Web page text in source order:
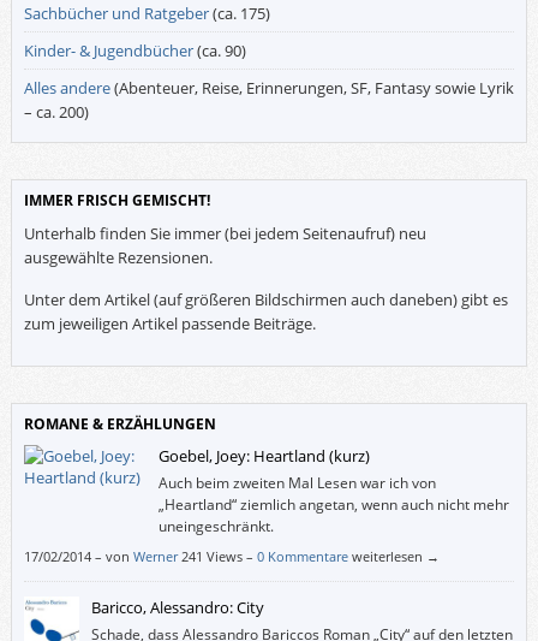
Sachbücher und Ratgeber(ca. 175)
Kinder- & Jugendbücher(ca. 90)
Alles andere(Abenteuer, Reise, Erinnerungen, SF, Fantasy sowie Lyrik
– ca. 200)
IMMER FRISCH GEMISCHT!
Unterhalb finden Sie immer (bei jedem Seitenaufruf) neu
ausgewählte Rezensionen.
Unter dem Artikel (auf größeren Bildschirmen auch daneben) gibt es
zum jeweiligen Artikel passende Beiträge.
ROMANE & ERZÄHLUNGEN
Goebel, Joey: Heartland (kurz)
Auch beim zweiten Mal Lesen war ich von
„Heartland“ ziemlich angetan, wenn auch nicht mehr
uneingeschränkt.
17/02/2014– von Werner 241 Views – 0 Kommentare weiterlesen →
Baricco, Alessandro: City
Schade, dass Alessandro Bariccos Roman „City“ auf den letzten